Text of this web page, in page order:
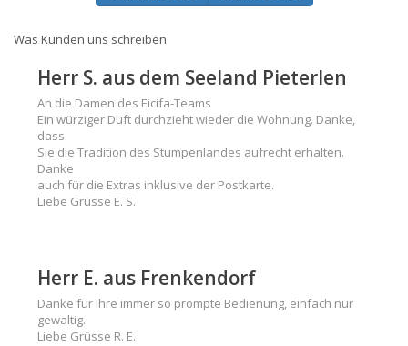
Was Kunden uns schreiben
Herr S. aus dem Seeland Pieterlen
An die Damen des Eicifa-Teams
Ein würziger Duft durchzieht wieder die Wohnung. Danke,
dass
Sie die Tradition des Stumpenlandes aufrecht erhalten.
Danke
auch für die Extras inklusive der Postkarte.
Liebe Grüsse E. S.
Herr E. aus Frenkendorf
Danke für Ihre immer so prompte Bedienung, einfach nur
gewaltig.
Liebe Grüsse R. E.